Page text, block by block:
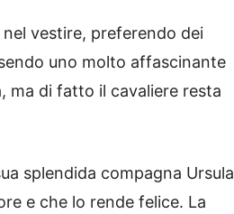
vestire, preferendo dei
uno molto affascinante
ma di fatto il cavaliere resta
splendida compagna Ursula
e che lo rende felice. La